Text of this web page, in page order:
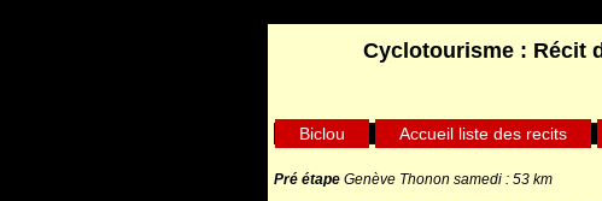
Cyclotourisme : Récit
Biclou Accueil liste des recits
Pré étape Genève Thonon samedi : 53 km